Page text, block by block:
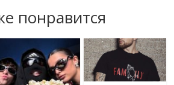
понравится